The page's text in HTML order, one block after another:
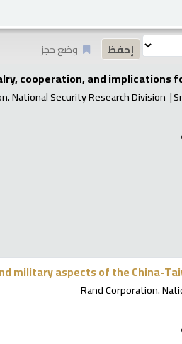
وضع حجز
cooperation, and implications
National Security Research Division
military aspects of the China-
Rand Corporation.